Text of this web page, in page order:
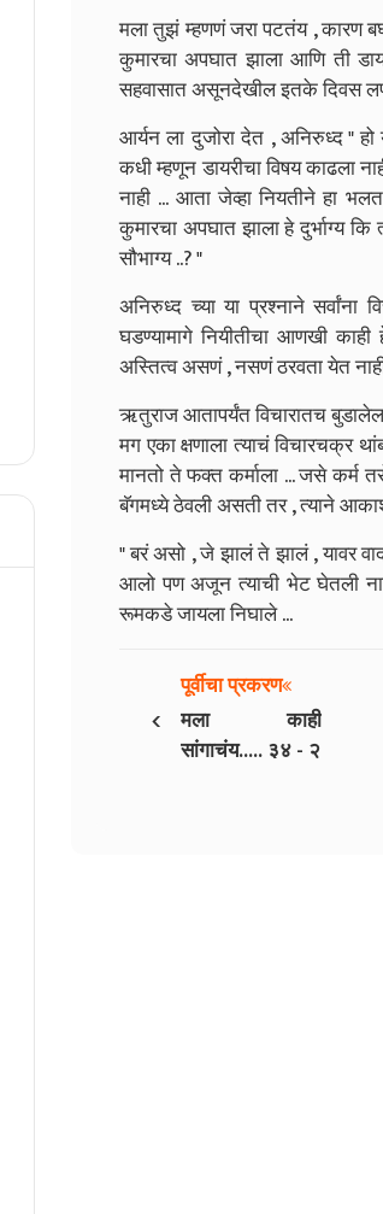
मला तुझं म्हणणं जरा पटतंय , कारण
कुमारचा अपघात झाला आणि ती
सहवासात असूनदेखील इतके दिवस
आर्यन ला दुजोरा देत , अनिरुध्द "
कधी म्हणून डायरीचा विषय काढला
नाही ... आता जेव्हा नियतीने हा
कुमारचा अपघात झाला हे दुर्भाग्य
सौभाग्य ..? "
अनिरुध्द च्या या प्रश्नाने
घडण्यामागे नियीतीचा आणखी
अस्तित्व असणं , नसणं ठरवता येत
ऋतुराज आतापर्यंत विचारातच
मग एका क्षणाला त्याचं विचारचक्र
मानतो ते फक्त कर्माला ... जसे कर्म
बॅगमध्ये ठेवली असती तर , त्याने
" बरं असो , जे झालं ते झालं , यावर
आलो पण अजून त्याची भेट घेतली
रूमकडे जायला निघाले ...
‹
पूर्वीचा प्रकरण
मला काही
सांगाचंय..... ३४ - २